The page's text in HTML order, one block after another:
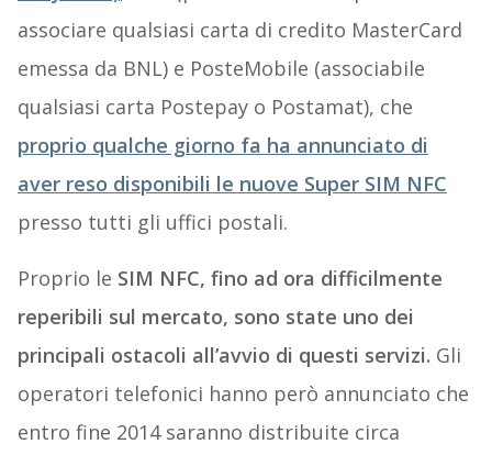
associare qualsiasi carta di credito MasterCard
emessa da BNL) e PosteMobile (associabile
qualsiasi carta Postepay o Postamat), che
proprio qualche giorno fa ha annunciato di
aver reso disponibili le nuove Super SIM NFC
presso tutti gli uffici postali.
Proprio le SIM NFC, fino ad ora difficilmente
reperibili sul mercato, sono state uno dei
principali ostacoli all’avvio di questi servizi. Gli
operatori telefonici hanno però annunciato che
entro fine 2014 saranno distribuite circa